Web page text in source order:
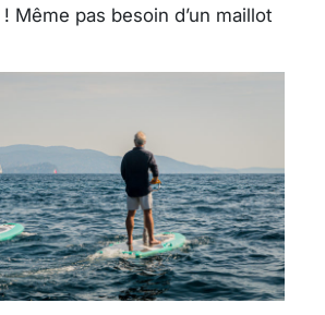
Même pas besoin d’un maillot